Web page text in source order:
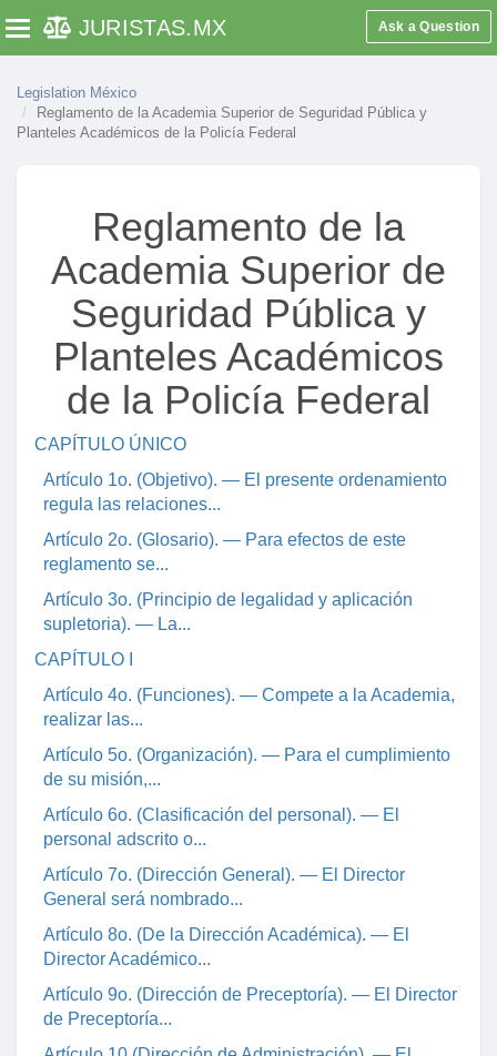
Toggle navigation
JURISTAS.MX Ask a Question
Legislation México
Reglamento de la Academia Superior de Seguridad Pública y
Planteles Académicos de la Policía Federal
Reglamento de la
Academia Superior de
Seguridad Pública y
Planteles Académicos
de la Policía Federal
CAPÍTULO ÚNICO
Artículo 1o. (Objetivo). — El presente ordenamiento
regula las relaciones...
Artículo 2o. (Glosario). — Para efectos de este
reglamento se...
Artículo 3o. (Principio de legalidad y aplicación
supletoria). — La...
CAPÍTULO I
Artículo 4o. (Funciones). — Compete a la Academia,
realizar las...
Artículo 5o. (Organización). — Para el cumplimiento
de su misión,...
Artículo 6o. (Clasificación del personal). — El
personal adscrito o...
Artículo 7o. (Dirección General). — El Director
General será nombrado...
Artículo 8o. (De la Dirección Académica). — El
Director Académico...
Artículo 9o. (Dirección de Preceptoría). — El Director
de Preceptoría...